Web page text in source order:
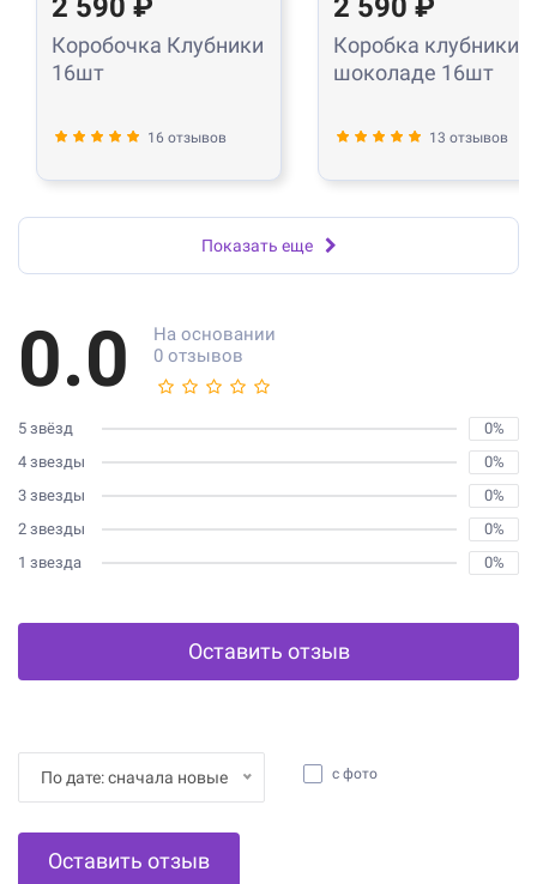
2 590 ₽
Коробочка Клубники
16шт
16 отзывов
2 590 ₽
Коробка клубники в
шоколаде 16шт
13 отзывов
Показать еще
0.0
На основании
0 отзывов
5 звёзд
0%
4 звезды
0%
3 звезды
0%
2 звезды
0%
1 звезда
0%
Оставить отзыв
По дате: сначала новые с фото
Оставить отзыв